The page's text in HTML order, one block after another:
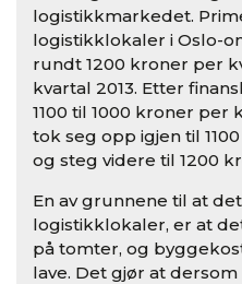
logistikkmarkedet.
logistikklokaler i Oslo-
rundt 1200 kroner per
kvartal 2013. Etter
1100 til 1000 kroner per
tok seg opp igjen til
og steg videre til 1200
En av grunnene til at
logistikklokaler, er at
på tomter, og
lave. Det gjør at